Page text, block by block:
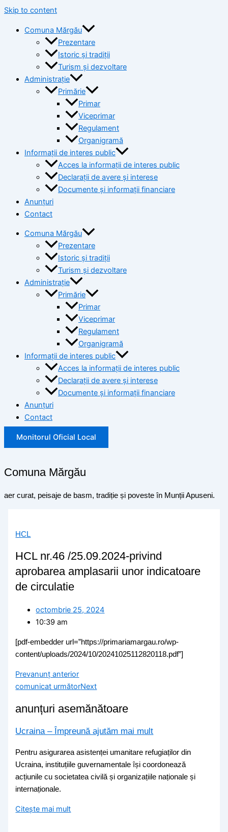
Skip to content
Comuna Mărgău
Prezentare
Istoric și tradiții
Turism și dezvoltare
Administrație
Primărie
Primar
Viceprimar
Regulament
Organigramă
Informații de interes public
Acces la informații de interes public
Declarații de avere și interese
Documente și informații financiare
Anunțuri
Contact
Comuna Mărgău
Prezentare
Istoric și tradiții
Turism și dezvoltare
Administrație
Primărie
Primar
Viceprimar
Regulament
Organigramă
Informații de interes public
Acces la informații de interes public
Declarații de avere și interese
Documente și informații financiare
Anunțuri
Contact
Monitorul Oficial Local
Comuna Mărgău
aer curat, peisaje de basm, tradiție și poveste în Munții Apuseni.
HCL
HCL nr.46 /25.09.2024-privind
aprobarea amplasarii unor indicatoare
de circulatie
octombrie 25, 2024
10:39 am
[pdf-embedder url=”https://primariamargau.ro/wp-
content/uploads/2024/10/20241025112820118.pdf”]
Prevanunț anterior
comunicat următorNext
anunțuri asemănătoare
Ucraina – Împreună ajutăm mai mult
Pentru asigurarea asistenței umanitare refugiaților din
Ucraina, instituțiile guvernamentale își coordonează
acțiunile cu societatea civilă și organizațiile naționale și
internaționale.
Citește mai mult